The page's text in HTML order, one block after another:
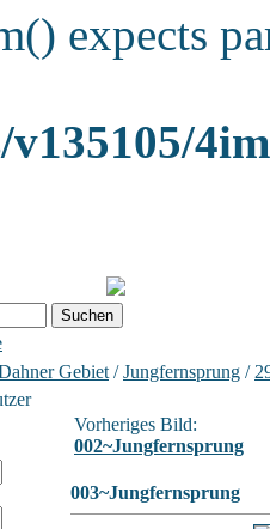
expects
Gebiet /Jungfernsprung /
Vorheriges Bild:
002~Jungfernsprung
003~Jungfernsprung